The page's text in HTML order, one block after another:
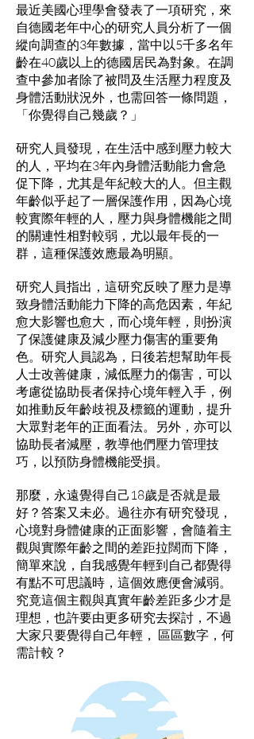
最近美國心理學會發表了一項研究，來
自德國老年中心的研究人員分析了一個
縱向調查的3年數據，當中以5千多名年
齡在40歲以上的德國居民為對象。在調
查中參加者除了被問及生活壓力程度及
身體活動狀況外，也需回答一條問題，
「你覺得自己幾歲？」
研究人員發現，在生活中感到壓力較大
的人，平均在3年內身體活動能力會急
促下降，尤其是年紀較大的人。但主觀
年齡似乎起了一層保護作用，因為心境
較實際年輕的人，壓力與身體機能之間
的關連性相對較弱，尤以最年長的一
群，這種保護效應最為明顯。
研究人員指出，這研究反映了壓力是導
致身體活動能力下降的高危因素，年紀
愈大影響也愈大，而心境年輕，則扮演
了保護健康及減少壓力傷害的重要角
色。研究人員認為，日後若想幫助年長
人士改善健康，減低壓力的傷害，可以
考慮從協助長者保持心境年輕入手，例
如推動反年齡歧視及標籤的運動，提升
大眾對老年的正面看法。另外，亦可以
協助長者減壓，教導他們壓力管理技
巧，以預防身體機能受損。
那麼，永遠覺得自己18歲是否就是最
好？答案又未必。過往亦有研究發現，
心境對身體健康的正面影響，會隨着主
觀與實際年齡之間的差距拉闊而下降，
簡單來說，自我感覺年輕到自己都覺得
有點不可思議時，這個效應便會減弱。
究竟這個主觀與真實年齡差距多少才是
理想，也許要由更多研究去探討，不過
大家只要覺得自己年輕， 區區數字，何
需計較？